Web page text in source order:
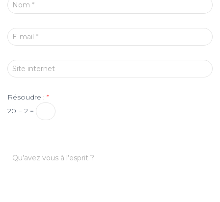
Nom *
E-mail *
Site internet
Résoudre : *
20 − 2 =
Qu’avez vous à l’esprit ?